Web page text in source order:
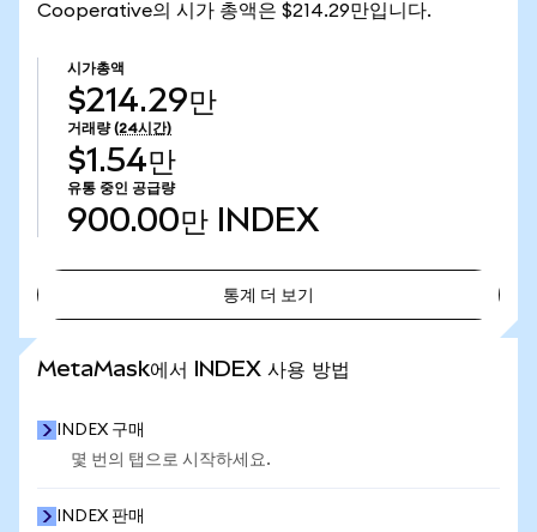
Cooperative의 시가 총액은 $214.29만입니다.
시가총액
$214.29만
거래량 (24시간)
$1.54만
유통 중인 공급량
900.00만 INDEX
통계 더 보기
MetaMask에서 INDEX 사용 방법
INDEX 구매
몇 번의 탭으로 시작하세요.
INDEX 판매